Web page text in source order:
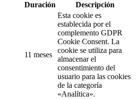
Duración Descripción
11 meses
Esta cookie es
establecida por el
complemento GDPR
Cookie Consent. La
cookie se utiliza para
almacenar el
consentimiento del
usuario para las cookies
de la categoría
«Analítica».